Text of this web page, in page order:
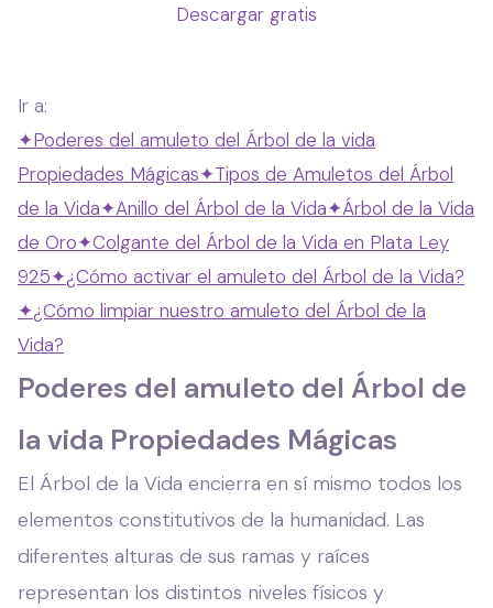
Descargar gratis
Ir a:
✦Poderes del amuleto del Árbol de la vida
Propiedades Mágicas✦Tipos de Amuletos del Árbol
de la Vida✦Anillo del Árbol de la Vida✦Árbol de la Vida
de Oro✦Colgante del Árbol de la Vida en Plata Ley
925✦¿Cómo activar el amuleto del Árbol de la Vida?
✦¿Cómo limpiar nuestro amuleto del Árbol de la
Vida?
Poderes del amuleto del Árbol de
la vida Propiedades Mágicas
El Árbol de la Vida encierra en sí mismo todos los
elementos constitutivos de la humanidad. Las
diferentes alturas de sus ramas y raíces
representan los distintos niveles físicos y